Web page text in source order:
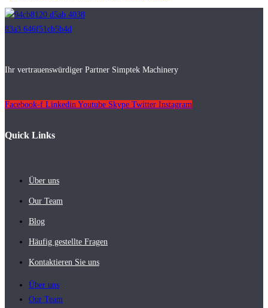
Ihr vertrauenswürdiger Partner Simptek Machinery
Facebook-f Linkedin Youtube Skype Twitter Instagram
Quick Links
Über uns
Our Team
Blog
Häufig gestellte Fragen
Kontaktieren Sie uns
Über uns
Our Team